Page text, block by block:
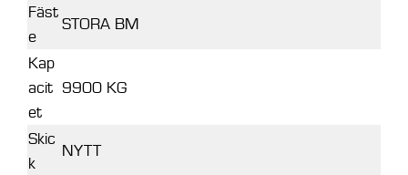
Fäst
e
STORA BM
Kap
acit
et
9900 KG
Skic
k
NYTT